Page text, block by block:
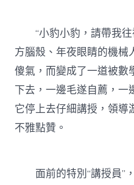
“小豹小豹，請帶我往
方腦殼、年夜眼睛的機械
傻氣，而變成了一道被數
下去，一邊毛遂自薦，一
它停上去仔細講授，領導
不雅點贊。
面前的特別“講授員”